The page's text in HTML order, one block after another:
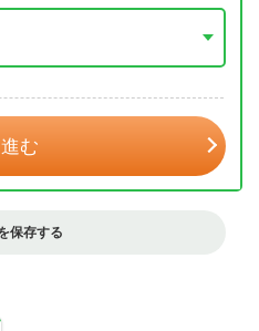
む
保存する